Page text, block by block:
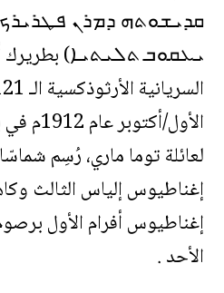
ܩܕܝܫܘܬܗ ܕܡܪܢ
ܝܥܩܘܒ ܬܠܝܬܝܐ) بطريرك
الأول/
لعائلة توما ماري، رُسِم
إغناطيوس إلياس الثالث
إغناطيوس أفرام الأول
الأحد .